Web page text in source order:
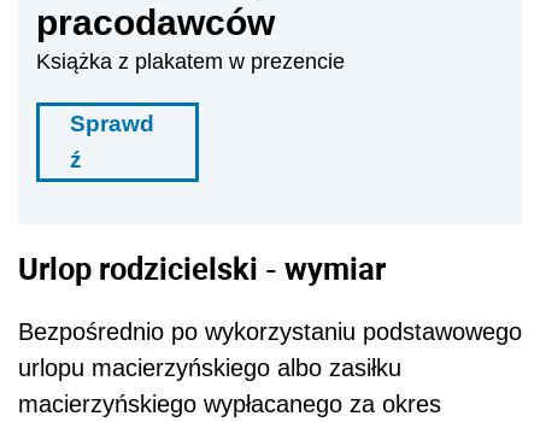
pracodawców
Książka z plakatem w prezencie
Sprawd
ź
Urlop rodzicielski - wymiar
Bezpośrednio po wykorzystaniu podstawowego
urlopu macierzyńskiego albo zasiłku
macierzyńskiego wypłacanego za okres